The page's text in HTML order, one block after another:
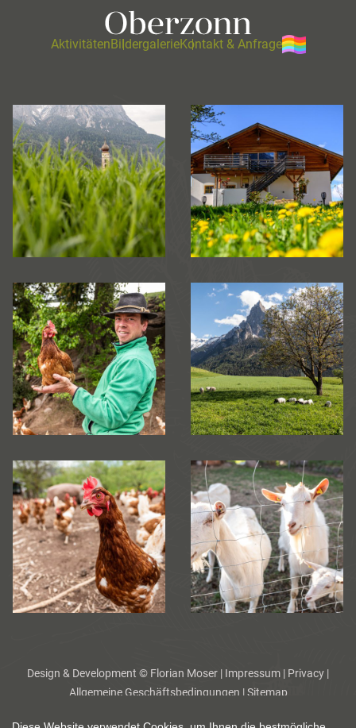
AktivitätenBildergalerieKontakt & Anfrage
Design & Development © Florian Moser | Impressum | Privacy |
Allgemeine Geschäftsbedingungen |Sitemap